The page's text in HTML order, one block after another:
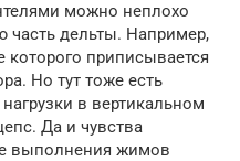
можно неплохо
часть дельты. Например,
которого приписывается
Но тут тоже есть
в вертикальном
Да и чувства
выполнения жимов